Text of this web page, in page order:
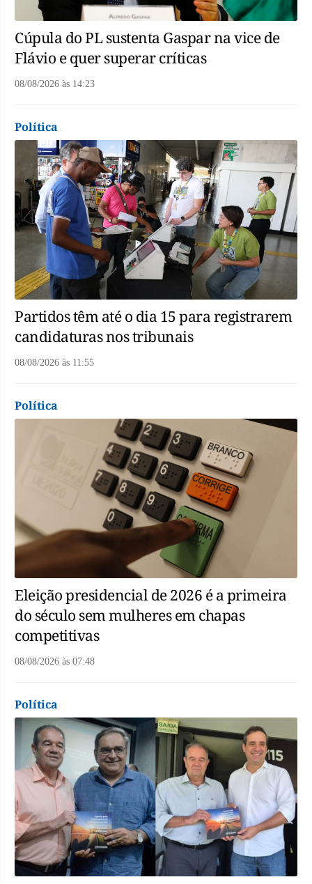
Cúpula do PL sustenta Gaspar na vice de
Flávio e quer superar críticas
08/08/2026 às 14:23
Política
Partidos têm até o dia 15 para registrarem
candidaturas nos tribunais
08/08/2026 às 11:55
Política
Eleição presidencial de 2026 é a primeira
do século sem mulheres em chapas
competitivas
08/08/2026 às 07:48
Política